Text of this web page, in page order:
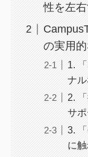
性を左
の実用
1.
ナ
2.
サ
3.
に